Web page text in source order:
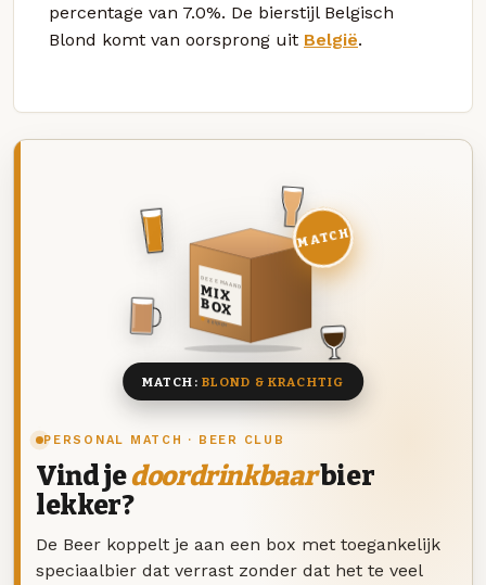
percentage van 7.0%. De bierstijl Belgisch
Blond komt van oorsprong uit België.
PERSONAL MATCH · BEER CLUB
Vind jedoordrinkbaarbier
lekker?
De Beer koppelt je aan een box met toegankelijk
speciaalbier dat verrast zonder dat het te veel
DEZE MAAND
MIX
BOX
8 BIEREN
MATCH
MATCH: BLOND & KRACHTIG